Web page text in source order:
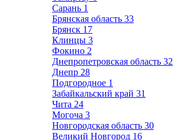
Сарань 1
Брянская область 33
Брянск 17
Клинцы 3
Фокино 2
Днепропетровская область 32
Днепр 28
Подгородное 1
Забайкальский край 31
Чита 24
Могоча 3
Новгородская область 30
Великий Новгород 16